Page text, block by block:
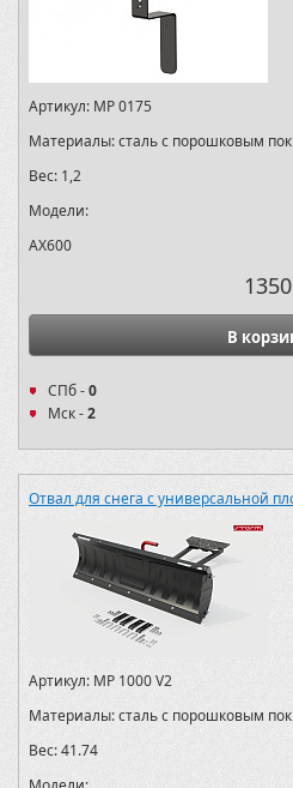
Артикул: MP 0175
Материалы:сталь с порошковым
Вес: 1,2
Модели:
AX600
1350
В
СПб -0
Мск -2
Отвал для снега с универсальной
Артикул: MP 1000 V2
Материалы:сталь с порошковым
Вес:41.74